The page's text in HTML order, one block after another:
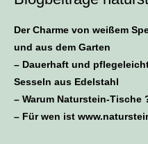
Der Charme von weißem
und aus dem Garten
– Dauerhaft und
Sesseln aus Edelstahl
– Warum Naturstein-Tische
– Für wen ist